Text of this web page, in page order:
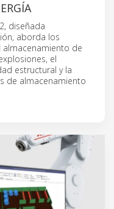
diseñada
aborda los
de
el
estructural y la
de almacenamiento